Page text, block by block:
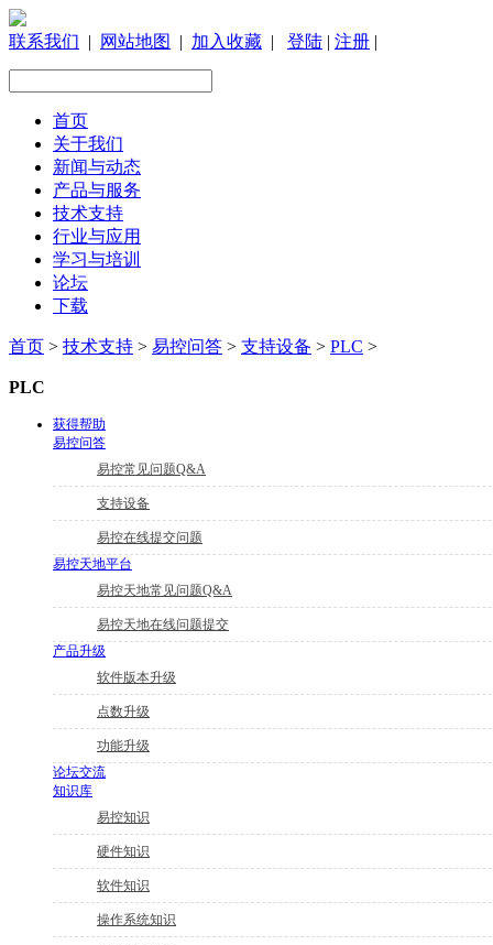
联系我们 | 网站地图 | 加入收藏 | 登陆 | 注册 |
首页
关于我们
新闻与动态
产品与服务
技术支持
行业与应用
学习与培训
论坛
下载
首页 > 技术支持 > 易控问答 > 支持设备 > PLC >
PLC
获得帮助
易控问答
易控常见问题Q&A
支持设备
易控在线提交问题
易控天地平台
易控天地常见问题Q&A
易控天地在线问题提交
产品升级
软件版本升级
点数升级
功能升级
论坛交流
知识库
易控知识
硬件知识
软件知识
操作系统知识